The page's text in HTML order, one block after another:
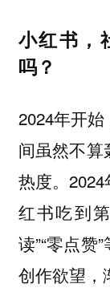
小红书，
吗？
2024年开
间虽然不算
热度。
红书吃到
读”“零点赞
创作欲望，